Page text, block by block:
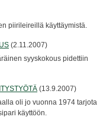
piirileireillä käyttäymistä.
(2.11.2007)
syyskokous pidettiin
(13.9.2007)
oli jo vuonna 1974 tarjota
käyttöön.